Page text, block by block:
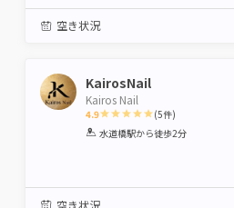
空き状況
KairosNail
Kairos Nail
4.9
1 2 3 4 5
(5件)
水道橋駅から徒歩2分
空き状況